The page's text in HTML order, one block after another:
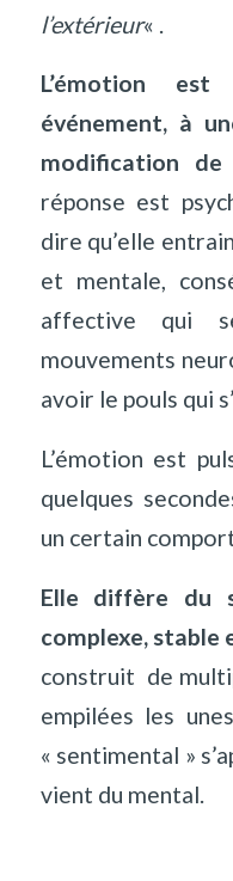
l’extérieur« .
L’émotion
événement, à
modification de
réponse est
dire qu’elle
et mentale,
affective qui
mouvements
avoir le pouls qui
L’émotion est
quelques
un certain
Elle diffère du
complexe, stable
construit de
empilées les
« sentimental »
vient du mental.